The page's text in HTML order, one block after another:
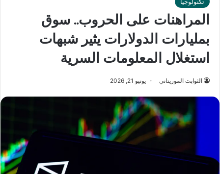
المراهنات على الحروب.. سوق
بمليارات الدولارات يثير شبهات
استغلال المعلومات السرية
الثوابت الموريتاني يونيو 21, 2026